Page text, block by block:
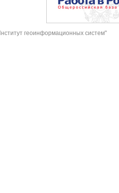
геоинформационных систем"